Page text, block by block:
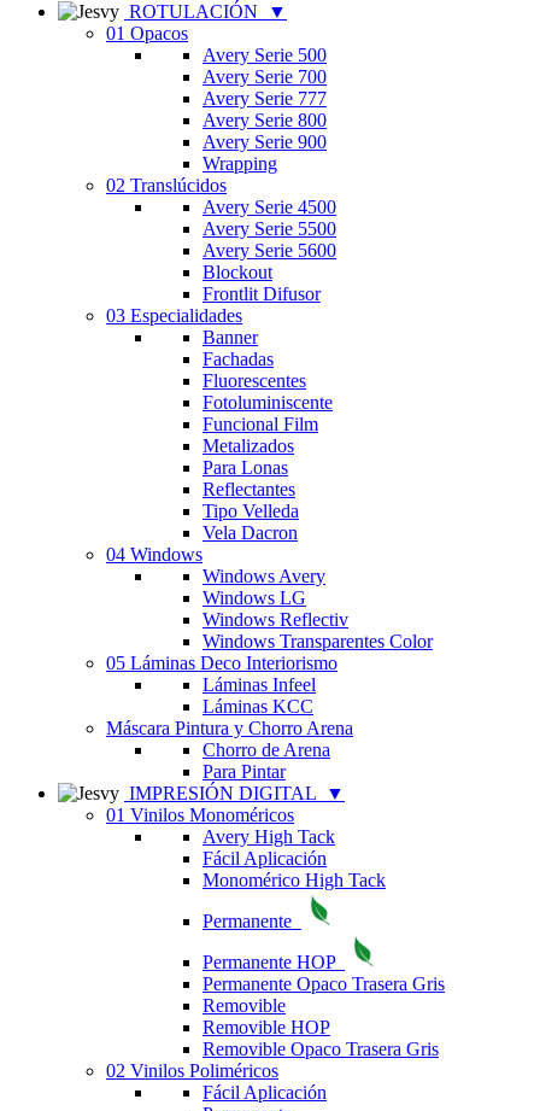
ROTULACIÓN
▼
01 Opacos
Avery Serie 500
Avery Serie 700
Avery Serie 777
Avery Serie 800
Avery Serie 900
Wrapping
02 Translúcidos
Avery Serie 4500
Avery Serie 5500
Avery Serie 5600
Blockout
Frontlit Difusor
03 Especialidades
Banner
Fachadas
Fluorescentes
Fotoluminiscente
Funcional Film
Metalizados
Para Lonas
Reflectantes
Tipo Velleda
Vela Dacron
04 Windows
Windows Avery
Windows LG
Windows Reflectiv
Windows Transparentes Color
05 Láminas Deco Interiorismo
Láminas Infeel
Láminas KCC
Máscara Pintura y Chorro Arena
Chorro de Arena
Para Pintar
IMPRESIÓN DIGITAL
▼
01 Vinilos Monoméricos
Avery High Tack
Fácil Aplicación
Monomérico High Tack
Permanente
Permanente HOP
Permanente Opaco Trasera Gris
Removible
Removible HOP
Removible Opaco Trasera Gris
02 Vinilos Poliméricos
Fácil Aplicación